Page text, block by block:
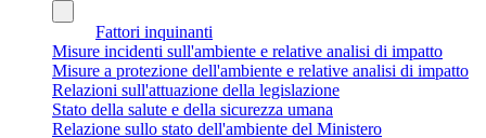
Fattori inquinanti
Misure incidenti sull'ambiente e relative analisi di impatto
Misure a protezione dell'ambiente e relative analisi di impatto
Relazioni sull'attuazione della legislazione
Stato della salute e della sicurezza umana
Relazione sullo stato dell'ambiente del Ministero